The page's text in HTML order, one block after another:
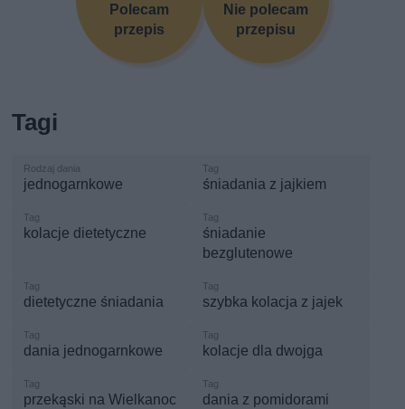
Polecam
przepis
Nie polecam
przepisu
Tagi
jednogarnkowe śniadania z jajkiem
kolacje dietetyczne
śniadanie
bezglutenowe
dietetyczne śniadania szybka kolacja z jajek
dania jednogarnkowe kolacje dla dwojga
przekąski na Wielkanoc dania z pomidorami